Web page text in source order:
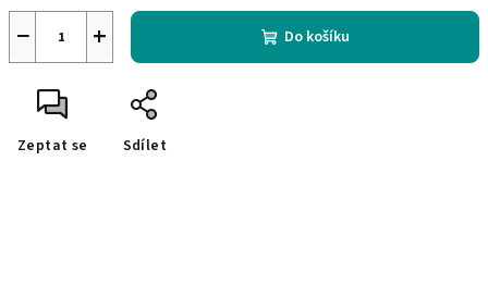
+
− Do košíku
Zeptat se Sdílet